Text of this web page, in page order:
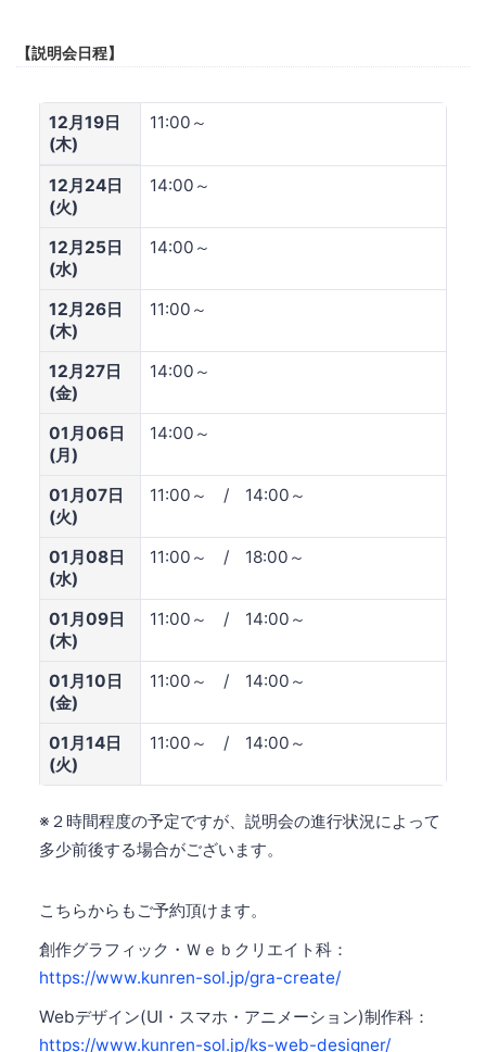
【説明会日程】
12月19日
(木)
11:00～
12月24日
(火)
14:00～
12月25日
(水)
14:00～
12月26日
(木)
11:00～
12月27日
(金)
14:00～
01月06日
(月)
14:00～
01月07日
(火)
11:00～ / 14:00～
01月08日
(水)
11:00～ / 18:00～
01月09日
(木)
11:00～ / 14:00～
01月10日
(金)
11:00～ / 14:00～
01月14日
(火)
11:00～ / 14:00～
※２時間程度の予定ですが、説明会の進行状況によって
多少前後する場合がございます。
こちらからもご予約頂けます。
創作グラフィック・Ｗｅｂクリエイト科：
https://www.kunren-sol.jp/gra-create/
Webデザイン(UI・スマホ・アニメーション)制作科：
https://www.kunren-sol.jp/ks-web-designer/